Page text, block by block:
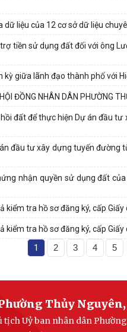
liệu của 12 cơ sở dữ liệu
tiền sử dụng đất đối với ông
giữa lãnh đạo thành phố với
ĐỒNG NHÂN DÂN PHƯỜNG
đất để thực hiện Dự án đầu
đầu tư xây dựng tuyến đường
nhận quyền sử dụng đất
tra hồ sơ đăng ký, cấp
tra hồ sơ đăng ký, cấp
1 2 3 4 5
Thủy
tịch Uỷ ban nhân dân